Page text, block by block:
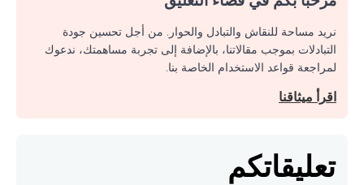
نريد مساحة للنقاش والتبادل والحوار. من أجل تحسين جودة
التبادلات بموجب مقالاتنا، بالإضافة إلى تجربة مساهمتك، ندعوك
لمراجعة قواعد الاستخدام الخاصة بنا.
اقرأ ميثاقنا
تعليقاتكم